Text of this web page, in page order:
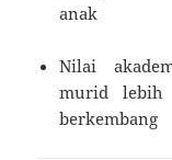
anak
Nilai
murid lebih
berkembang